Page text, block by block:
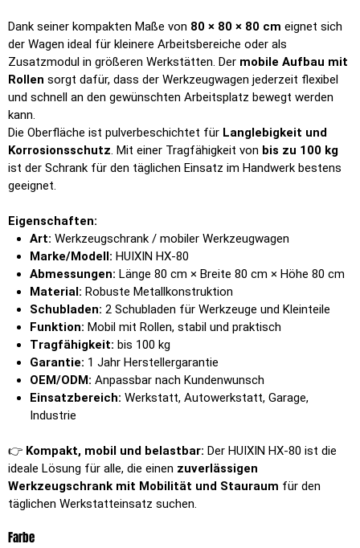
Dank seiner kompakten Maße von 80 × 80 × 80 cm eignet sich
der Wagen ideal für kleinere Arbeitsbereiche oder als
Zusatzmodul in größeren Werkstätten. Der mobile Aufbau mit
Rollen sorgt dafür, dass der Werkzeugwagen jederzeit flexibel
und schnell an den gewünschten Arbeitsplatz bewegt werden
kann.
Die Oberfläche ist pulverbeschichtet für Langlebigkeit und
Korrosionsschutz. Mit einer Tragfähigkeit von bis zu 100 kg
ist der Schrank für den täglichen Einsatz im Handwerk bestens
geeignet.
Eigenschaften:
Art: Werkzeugschrank / mobiler Werkzeugwagen
Marke/Modell: HUIXIN HX-80
Abmessungen: Länge 80 cm × Breite 80 cm × Höhe 80 cm
Material: Robuste Metallkonstruktion
Schubladen: 2 Schubladen für Werkzeuge und Kleinteile
Funktion: Mobil mit Rollen, stabil und praktisch
Tragfähigkeit: bis 100 kg
Garantie: 1 Jahr Herstellergarantie
OEM/ODM: Anpassbar nach Kundenwunsch
Einsatzbereich: Werkstatt, Autowerkstatt, Garage,
Industrie
👉 Kompakt, mobil und belastbar: Der HUIXIN HX-80 ist die
ideale Lösung für alle, die einen zuverlässigen
Werkzeugschrank mit Mobilität und Stauraum für den
täglichen Werkstatteinsatz suchen.
Farbe